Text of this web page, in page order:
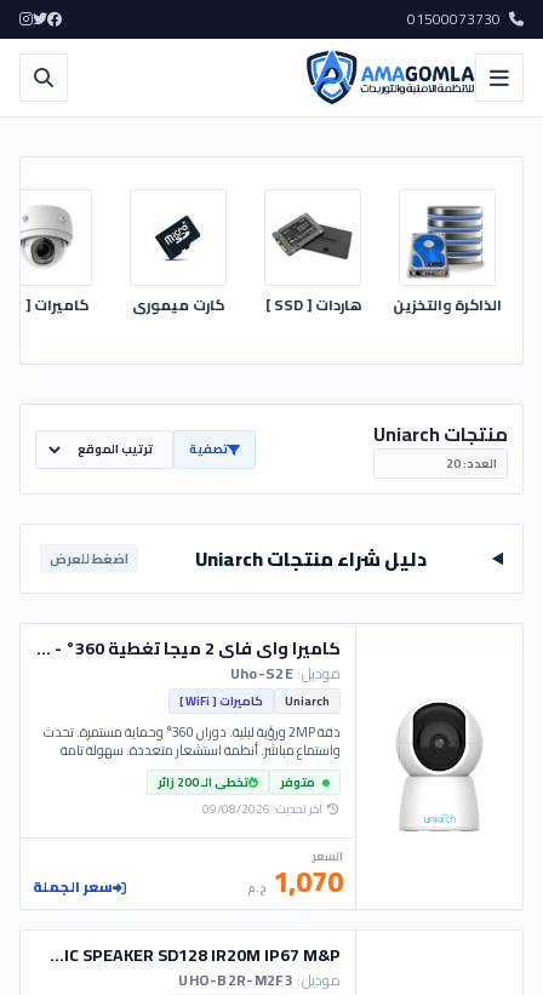
الذاكرة والتخزين هاردات [ SSD ] كارت ميمورى كاميرات [ IP ]
منتجات Uniarch
العدد:20
تصفية
دليل شراء منتجات Uniarch اضغط للعرض
كاميرا واى فاى 2 ميجا تغطية 360° - Uho-S2E - Uniarch
موديل:Uho-S2E
Uniarch كاميرات [ WiFi ]
دقة 2MP ورؤية ليلية. دوران 360° وحماية مستمرة. تحدث
واستماع مباشر. أنظمة استشعار متعددة. سهولة تامة
بالاستخدام.
متوفر
تخطى الـ 200 زائر
آخر تحديث: 09/08/2026
السعر
1,070 ج.م سعر الجملة
CAM UNIARCH WIFI 2MP BULLET MIC SPEAKER SD128 IR20M IP67 M&P
موديل: